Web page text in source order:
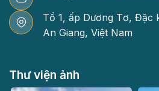
Tổ 1, ấp Dương Tơ, Đặc
An Giang, Việt Nam
Thư viện ảnh